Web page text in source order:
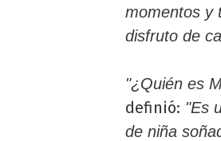
momentos y
disfruto de
"¿Quién es
definió: "Es
de niña